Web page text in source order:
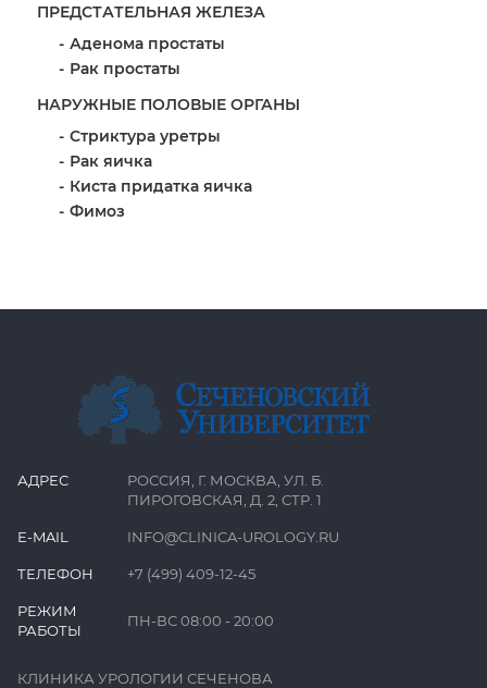
ПРЕДСТАТЕЛЬНАЯ ЖЕЛЕЗА
Аденома простаты
Рак простаты
НАРУЖНЫЕ ПОЛОВЫЕ ОРГАНЫ
Стриктура уретры
Рак яичка
Киста придатка яичка
Фимоз
АДРЕС
РОССИЯ, Г. МОСКВА, УЛ. Б.
ПИРОГОВСКАЯ, Д. 2, СТР. 1
E-MAIL INFO@CLINICA-UROLOGY.RU
ТЕЛЕФОН +7 (499) 409-12-45
РЕЖИМ
РАБОТЫ
ПН-ВС 08:00 - 20:00
КЛИНИКА УРОЛОГИИ СЕЧЕНОВА